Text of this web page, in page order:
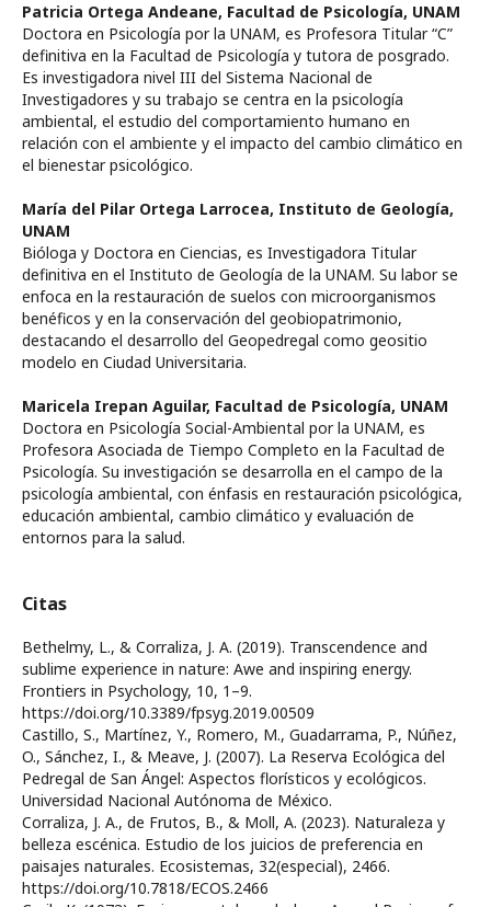
Patricia Ortega Andeane, Facultad de Psicología, UNAM
Doctora en Psicología por la UNAM, es Profesora Titular “C”
definitiva en la Facultad de Psicología y tutora de posgrado.
Es investigadora nivel III del Sistema Nacional de
Investigadores y su trabajo se centra en la psicología
ambiental, el estudio del comportamiento humano en
relación con el ambiente y el impacto del cambio climático en
el bienestar psicológico.
María del Pilar Ortega Larrocea, Instituto de Geología,
UNAM
Bióloga y Doctora en Ciencias, es Investigadora Titular
definitiva en el Instituto de Geología de la UNAM. Su labor se
enfoca en la restauración de suelos con microorganismos
benéficos y en la conservación del geobiopatrimonio,
destacando el desarrollo del Geopedregal como geositio
modelo en Ciudad Universitaria.
Maricela Irepan Aguilar, Facultad de Psicología, UNAM
Doctora en Psicología Social-Ambiental por la UNAM, es
Profesora Asociada de Tiempo Completo en la Facultad de
Psicología. Su investigación se desarrolla en el campo de la
psicología ambiental, con énfasis en restauración psicológica,
educación ambiental, cambio climático y evaluación de
entornos para la salud.
Citas
Bethelmy, L., & Corraliza, J. A. (2019). Transcendence and
sublime experience in nature: Awe and inspiring energy.
Frontiers in Psychology, 10, 1–9.
https://doi.org/10.3389/fpsyg.2019.00509
Castillo, S., Martínez, Y., Romero, M., Guadarrama, P., Núñez,
O., Sánchez, I., & Meave, J. (2007). La Reserva Ecológica del
Pedregal de San Ángel: Aspectos florísticos y ecológicos.
Universidad Nacional Autónoma de México.
Corraliza, J. A., de Frutos, B., & Moll, A. (2023). Naturaleza y
belleza escénica. Estudio de los juicios de preferencia en
paisajes naturales. Ecosistemas, 32(especial), 2466.
https://doi.org/10.7818/ECOS.2466